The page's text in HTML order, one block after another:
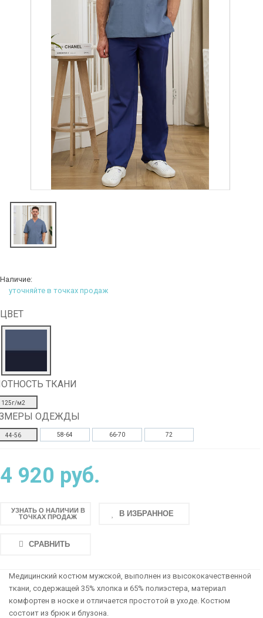
Наличие:
уточняйте в точках продаж
ЦВЕТ
ТКАНИ
125г/м2
ОДЕЖДЫ
44-56 58-64 66-70 72
4 920 руб.
УЗНАТЬ О НАЛИЧИИ В
ТОЧКАХ ПРОДАЖ
В ИЗБРАННОЕ
СРАВНИТЬ
Медицинский костюм мужской, выполнен из высококачественной
ткани, содержащей 35% хлопка и 65% полиэстера, материал
комфортен в носке и отличается простотой в уходе. Костюм
состоит из брюк и блузона.